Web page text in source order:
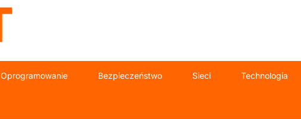
Oprogramowanie Bezpieczeństwo Sieci Technologia